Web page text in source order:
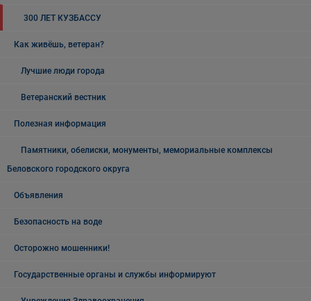
300 ЛЕТ КУЗБАССУ
Как живёшь, ветеран?
Лучшие люди города
Ветеранский вестник
Полезная информация
Памятники, обелиски, монументы, мемориальные комплексы
Беловского городского округа
Объявления
Безопасность на воде
Осторожно мошенники!
Государственные органы и службы информируют